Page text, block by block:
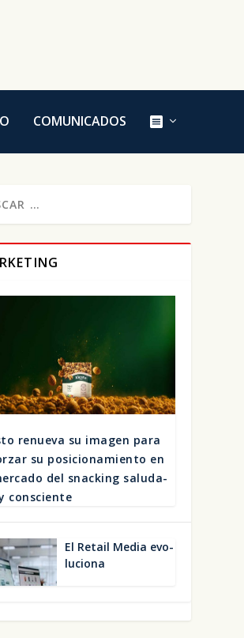
COMUNICADOS E
L
M
D
L
Ú
renue­va su ima­gen para
su posi­cio­na­mien­to en
del snac­king salu­da­
cons­cien­te
El Retail Media evo­
lu­cio­na